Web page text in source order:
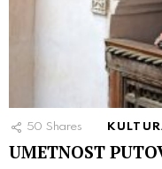
50 Shares
UMETNOST